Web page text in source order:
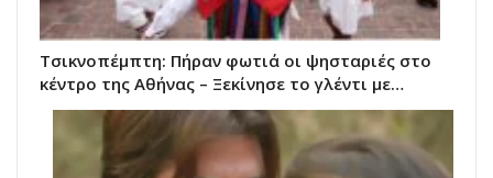
Τσικνοπέμπτη: Πήραν φωτιά οι ψησταριές στο
κέντρο της Αθήνας – Ξεκίνησε το γλέντι με…